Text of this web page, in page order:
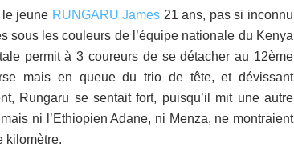
jeune RUNGARU James 21 ans, pas si inconnu
sous les couleurs de l’équipe nationale du Kenya
permit à 3 coureurs de se détacher au 12ème
mais en queue du trio de tête, et dévissant
Rungaru se sentait fort, puisqu’il mit une autre
ni l’Ethiopien Adane, ni Menza, ne montraient
kilomètre.